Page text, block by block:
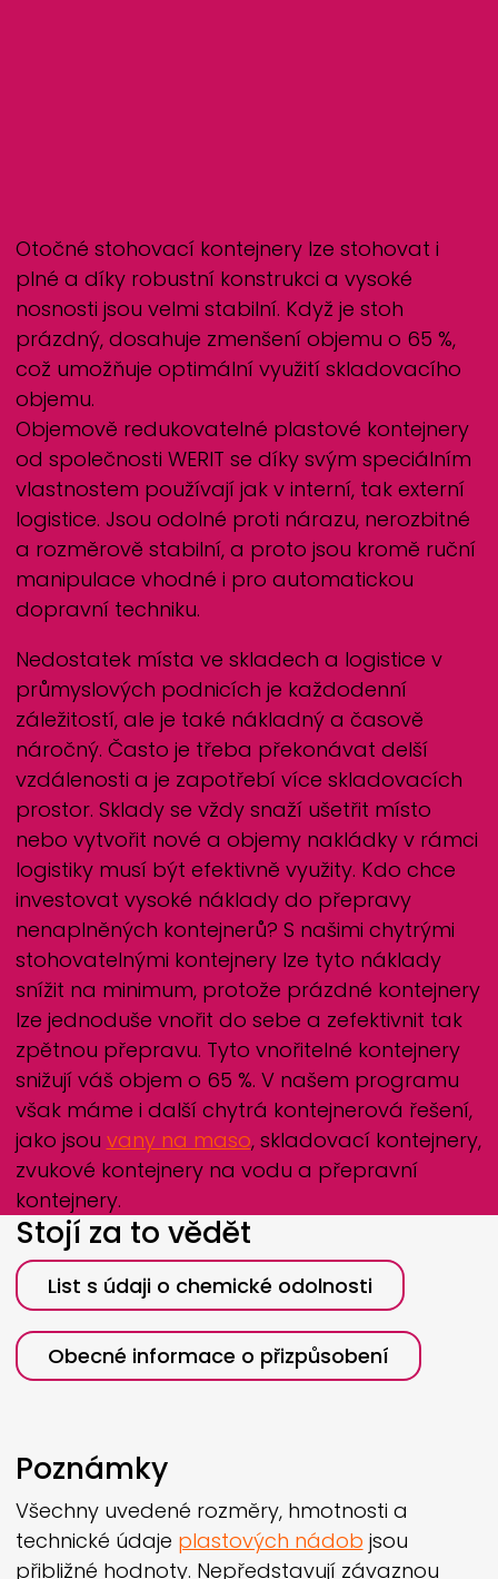
Otočné stohovací kontejnery lze stohovat i
plné a díky robustní konstrukci a vysoké
nosnosti jsou velmi stabilní. Když je stoh
prázdný, dosahuje zmenšení objemu o 65 %,
což umožňuje optimální využití skladovacího
objemu.
Objemově redukovatelné plastové kontejnery
od společnosti WERIT se díky svým speciálním
vlastnostem používají jak v interní, tak externí
logistice. Jsou odolné proti nárazu, nerozbitné
a rozměrově stabilní, a proto jsou kromě ruční
manipulace vhodné i pro automatickou
dopravní techniku.
Nedostatek místa ve skladech a logistice v
průmyslových podnicích je každodenní
záležitostí, ale je také nákladný a časově
náročný. Často je třeba překonávat delší
vzdálenosti a je zapotřebí více skladovacích
prostor. Sklady se vždy snaží ušetřit místo
nebo vytvořit nové a objemy nakládky v rámci
logistiky musí být efektivně využity. Kdo chce
investovat vysoké náklady do přepravy
nenaplněných kontejnerů? S našimi chytrými
stohovatelnými kontejnery lze tyto náklady
snížit na minimum, protože prázdné kontejnery
lze jednoduše vnořit do sebe a zefektivnit tak
zpětnou přepravu. Tyto vnořitelné kontejnery
snižují váš objem o 65 %. V našem programu
však máme i další chytrá kontejnerová řešení,
jako jsou vany na maso, skladovací kontejnery,
zvukové kontejnery na vodu a přepravní
kontejnery.
Stojí za to vědět
List s údaji o chemické odolnosti
Obecné informace o přizpůsobení
Poznámky
Všechny uvedené rozměry, hmotnosti a
technické údaje plastových nádob jsou
přibližné hodnoty. Nepředstavují závaznou